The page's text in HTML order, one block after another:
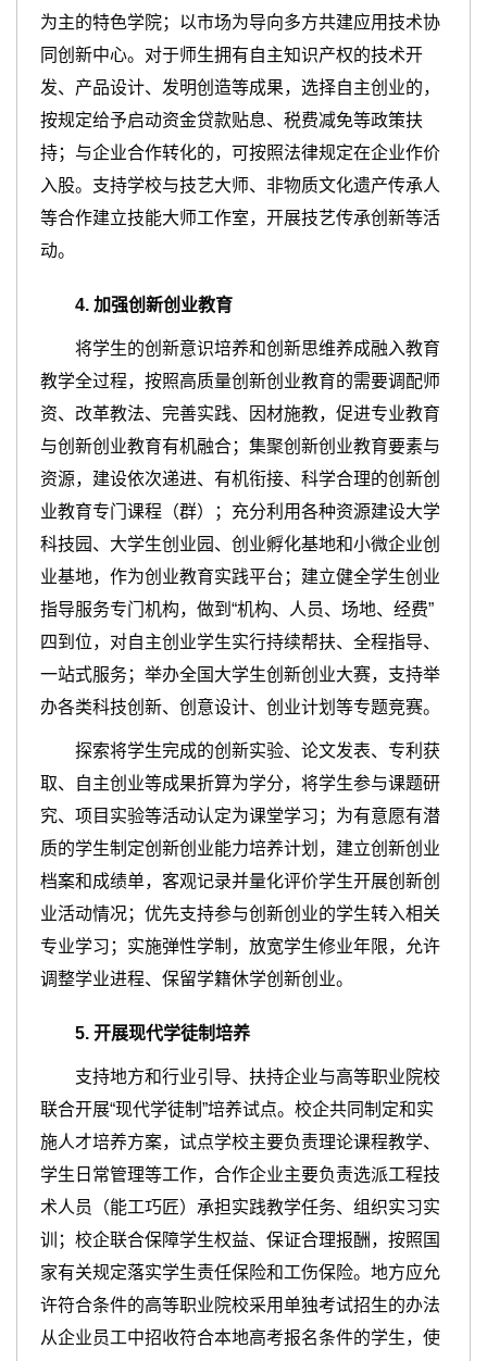
为主的特色学院；以市场为导向多方共建应用技术协
同创新中心。对于师生拥有自主知识产权的技术开
发、产品设计、发明创造等成果，选择自主创业的，
按规定给予启动资金贷款贴息、税费减免等政策扶
持；与企业合作转化的，可按照法律规定在企业作价
入股。支持学校与技艺大师、非物质文化遗产传承人
等合作建立技能大师工作室，开展技艺传承创新等活
动。
4.加强创新创业教育
将学生的创新意识培养和创新思维养成融入教育
教学全过程，按照高质量创新创业教育的需要调配师
资、改革教法、完善实践、因材施教，促进专业教育
与创新创业教育有机融合；集聚创新创业教育要素与
资源，建设依次递进、有机衔接、科学合理的创新创
业教育专门课程（群）；充分利用各种资源建设大学
科技园、大学生创业园、创业孵化基地和小微企业创
业基地，作为创业教育实践平台；建立健全学生创业
指导服务专门机构，做到“机构、人员、场地、经费”
四到位，对自主创业学生实行持续帮扶、全程指导、
一站式服务；举办全国大学生创新创业大赛，支持举
办各类科技创新、创意设计、创业计划等专题竞赛。
探索将学生完成的创新实验、论文发表、专利获
取、自主创业等成果折算为学分，将学生参与课题研
究、项目实验等活动认定为课堂学习；为有意愿有潜
质的学生制定创新创业能力培养计划，建立创新创业
档案和成绩单，客观记录并量化评价学生开展创新创
业活动情况；优先支持参与创新创业的学生转入相关
专业学习；实施弹性学制，放宽学生修业年限，允许
调整学业进程、保留学籍休学创新创业。
5. 开展现代学徒制培养
支持地方和行业引导、扶持企业与高等职业院校
联合开展“现代学徒制”培养试点。校企共同制定和实
施人才培养方案，试点学校主要负责理论课程教学、
学生日常管理等工作，合作企业主要负责选派工程技
术人员（能工巧匠）承担实践教学任务、组织实习实
训；校企联合保障学生权益、保证合理报酬，按照国
家有关规定落实学生责任保险和工伤保险。地方应允
许符合条件的高等职业院校采用单独考试招生的办法
从企业员工中招收符合本地高考报名条件的学生，使